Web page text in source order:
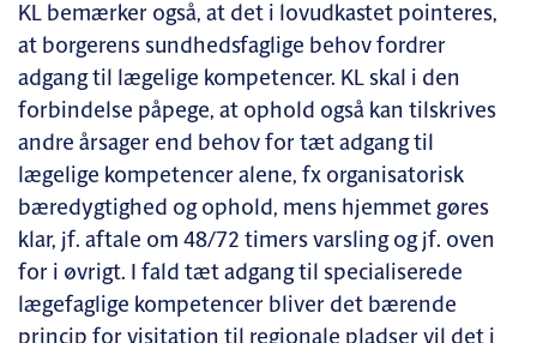
KL bemærker også, at det i lovudkastet pointeres,
at borgerens sundhedsfaglige behov fordrer
adgang til lægelige kompetencer. KL skal i den
forbindelse påpege, at ophold også kan tilskrives
andre årsager end behov for tæt adgang til
lægelige kompetencer alene, fx organisatorisk
bæredygtighed og ophold, mens hjemmet gøres
klar, jf. aftale om 48/72 timers varsling og jf. oven
for i øvrigt. I fald tæt adgang til specialiserede
lægefaglige kompetencer bliver det bærende